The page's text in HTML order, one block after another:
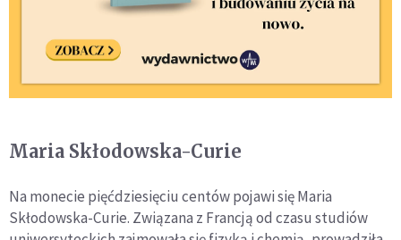
Maria Skłodowska-Curie
Na monecie pięćdziesięciu centów pojawi się Maria
Skłodowska-Curie. Związana z Francją od czasu studiów